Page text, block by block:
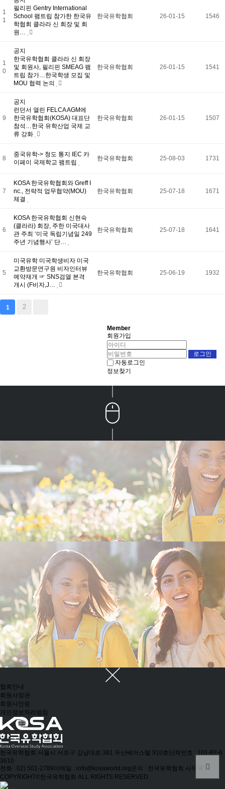
역대회장단
회칙/정관
윤리강령
절차대행 표준약관
오시는길
회원사보기
정회원(유학원)
학교회원
기업회원
학교인증제란
KOSA AWARD
유학프로그램
유학신문고
커뮤니티
로그인
1
1
필리핀 Gentry International
School 팸트립 참가한 한국유
학협회 클라라 신 회장 및 회
원…
한국유학협회 26-01-15 1546
1
0
공지
한국유학협회 클라라 신 회장
및 회원사, 필리핀 SMEAG 팸
트립 참가…한국학생 모집 및
MOU 협력 논의
한국유학협회 26-01-15 1541
9
공지
런던서 열린 FELCA AGM에
한국유학협회(KOSA) 대표단
참석…한국 유학산업 국제 교
류 강화
한국유학협회 26-01-15 1507
8
중국유학-> 청도 통지 IEC 카
이페이 국제학교 팸트립
한국유학협회 25-08-03 1731
7
KOSA 한국유학협회와 Greff I
nc., 전략적 업무협약(MOU)
체결
한국유학협회 25-07-18 1671
6
KOSA 한국유학협회 신현숙
(클라라) 회장, 주한 미국대사
관 주최 ‘미국 독립기념일 249
주년 기념행사’ 단…
한국유학협회 25-07-18 1641
5
미국유학 미국학생비자 미국
교환방문연구원 비자인터뷰
예약재개 ☞ SNS검열 본격
개시 (F비자,J…
한국유학협회 25-06-19 1932
1 2
Member
회원가입
자동로그인
정보찾기
협회안내
회원사정관
회원사인증
개인정보처리방침
한국유학협회 서울시 서초구 강남대로 381 두산베어스텔 910호 단체번호 : 101-82-6
3610
전화 : 02) 501-2789이메일 : info@kosaworld.org문의 : 한국유학협회 사무국
COPYRIGHT©한국유학협회 ALL RIGHTS RESERVED.